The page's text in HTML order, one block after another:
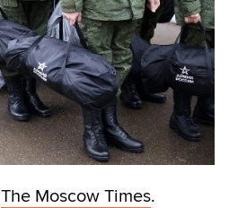
The Moscow Times.